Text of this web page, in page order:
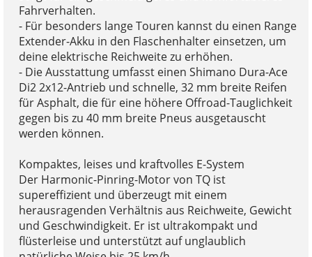
Fahrverhalten.
- Für besonders lange Touren kannst du einen Range
Extender-Akku in den Flaschenhalter einsetzen, um
deine elektrische Reichweite zu erhöhen.
- Die Ausstattung umfasst einen Shimano Dura-Ace
Di2 2x12-Antrieb und schnelle, 32 mm breite Reifen
für Asphalt, die für eine höhere Offroad-Tauglichkeit
gegen bis zu 40 mm breite Pneus ausgetauscht
werden können.
Kompaktes, leises und kraftvolles E-System
Der Harmonic-Pinring-Motor von TQ ist
supereffizient und überzeugt mit einem
herausragenden Verhältnis aus Reichweite, Gewicht
und Geschwindigkeit. Er ist ultrakompakt und
flüsterleise und unterstützt auf unglaublich